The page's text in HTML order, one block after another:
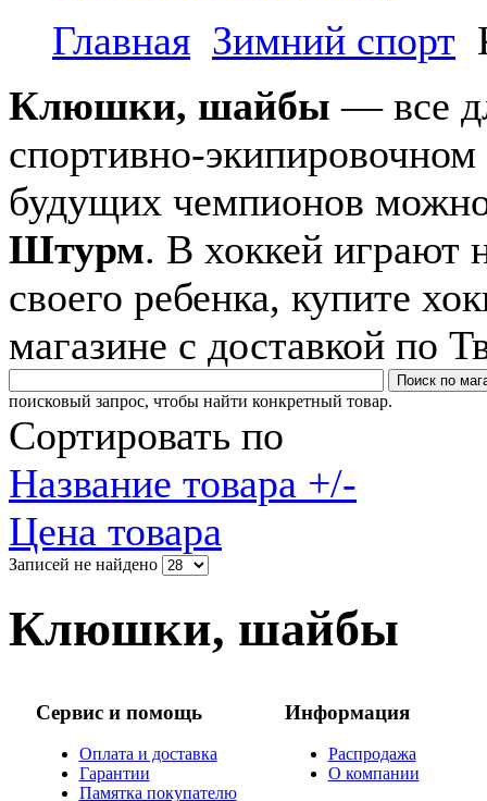
Главная Зимний спорт
Клюшки, шайбы — все
спортивно-
будущих чемпионов
Штурм. В хоккей играют
своего ребенка, купите
магазине с доставкой по
поисковый запрос, чтобы найти конкретный товар.
Сортировать по
Название товара +/-
Цена товара
Записей не найдено
Клюшки, шайбы
Сервис и помощь
Оплата и доставка
Гарантии
Памятка покупателю
Информация
Распродажа
О компании